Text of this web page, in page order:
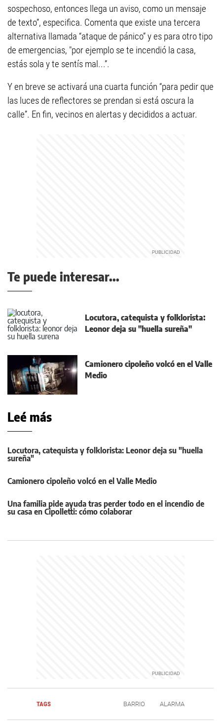
sospechoso, entonces llega un aviso, como un mensaje
de texto”, especifica. Comenta que existe una tercera
alternativa llamada “ataque de pánico” y es para otro tipo
de emergencias, "por ejemplo se te incendió la casa,
estás sola y te sentís mal...”.
Y en breve se activará una cuarta función “para pedir que
las luces de reflectores se prendan si está oscura la
calle”. En fin, vecinos en alertas y decididos a actuar.
Te puede interesar...
Locutora, catequista y folklorista:
Leonor deja su "huella sureña"
Camionero cipoleño volcó en el Valle
Medio
Leé más
Locutora, catequista y folklorista: Leonor deja su "huella
sureña"
Camionero cipoleño volcó en el Valle Medio
Una familia pide ayuda tras perder todo en el incendio de
su casa en Cipolletti: cómo colaborar
TAGS BARRIO ALARMA